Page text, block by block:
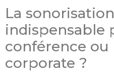
La
indispensable
conférence ou
corporate ?